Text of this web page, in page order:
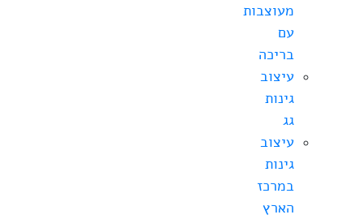
מעוצבות
עם
בריכה
עיצוב
גינות
גג
עיצוב
גינות
במרכז
הארץ